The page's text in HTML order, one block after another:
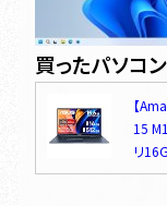
買ったパソコン
【
15
リ